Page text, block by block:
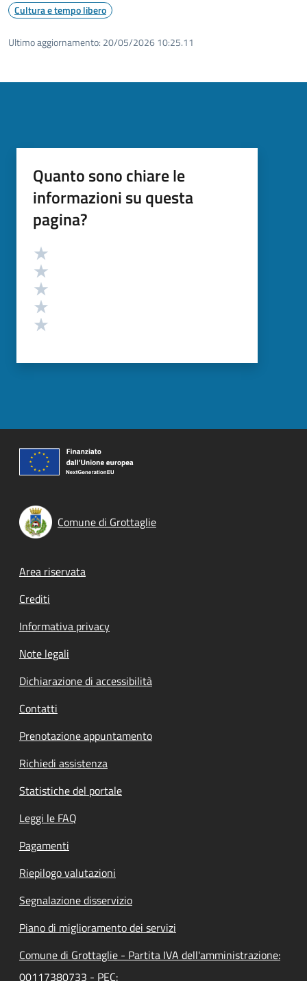
Cultura e tempo libero
Ultimo aggiornamento: 20/05/2026 10:25.11
Quanto sono chiare le
informazioni su questa
pagina?
Valutazione
Comune di Grottaglie
Footer menu
Area riservata
Crediti
Informativa privacy
Note legali
Dichiarazione di accessibilità
Contatti
Prenotazione appuntamento
Richiedi assistenza
Statistiche del portale
Leggi le FAQ
Pagamenti
Riepilogo valutazioni
Segnalazione disservizio
Piano di miglioramento dei servizi
Comune di Grottaglie - Partita IVA dell'amministrazione:
00117380733 - PEC: